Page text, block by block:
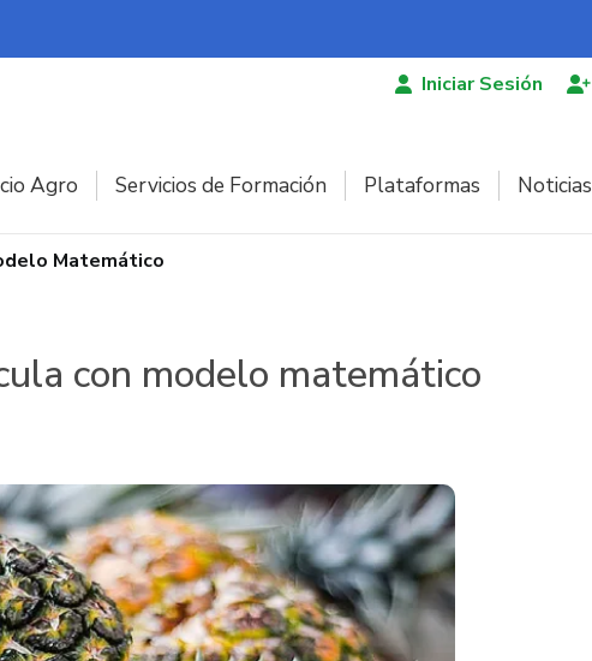
Iniciar Sesión
Agro Servicios de Formación Plataformas Noticias
Matemático
con modelo matemático